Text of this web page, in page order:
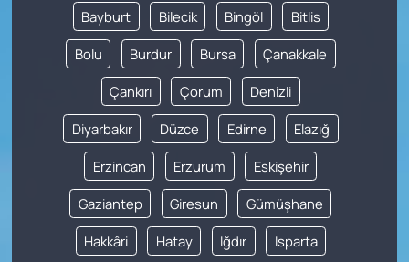
Bayburt Bilecik Bingöl Bitlis
Bolu Burdur Bursa Çanakkale
Çankırı Çorum Denizli
Diyarbakır Düzce Edirne Elazığ
Erzincan Erzurum Eskişehir
Gaziantep Giresun Gümüşhane
Hakkâri Hatay Iğdır Isparta